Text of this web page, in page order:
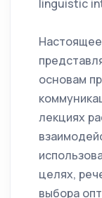
linguistic
основам
лекциях
целях,
выбора